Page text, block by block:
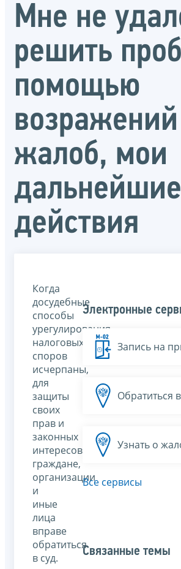
Мне не
решить
помощью
жалоб, мои
дальнейшие
действия
Когда
досудебные
способы
урегулирования
налоговых
споров
исчерпаны,
для
защиты
своих
прав и
законных
интересов
граждане,
организации
и
иные
лица
вправе
обратиться
в суд.
Электронные
Запись на
Обратиться
Узнать о
Все сервисы
Связанные темы